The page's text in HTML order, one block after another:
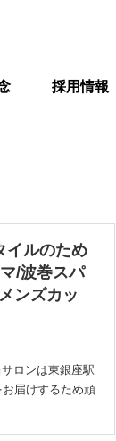
採用情報
イルのため
/波巻スパ
ンズカッ
ロンは東銀座駅
届けするため頑